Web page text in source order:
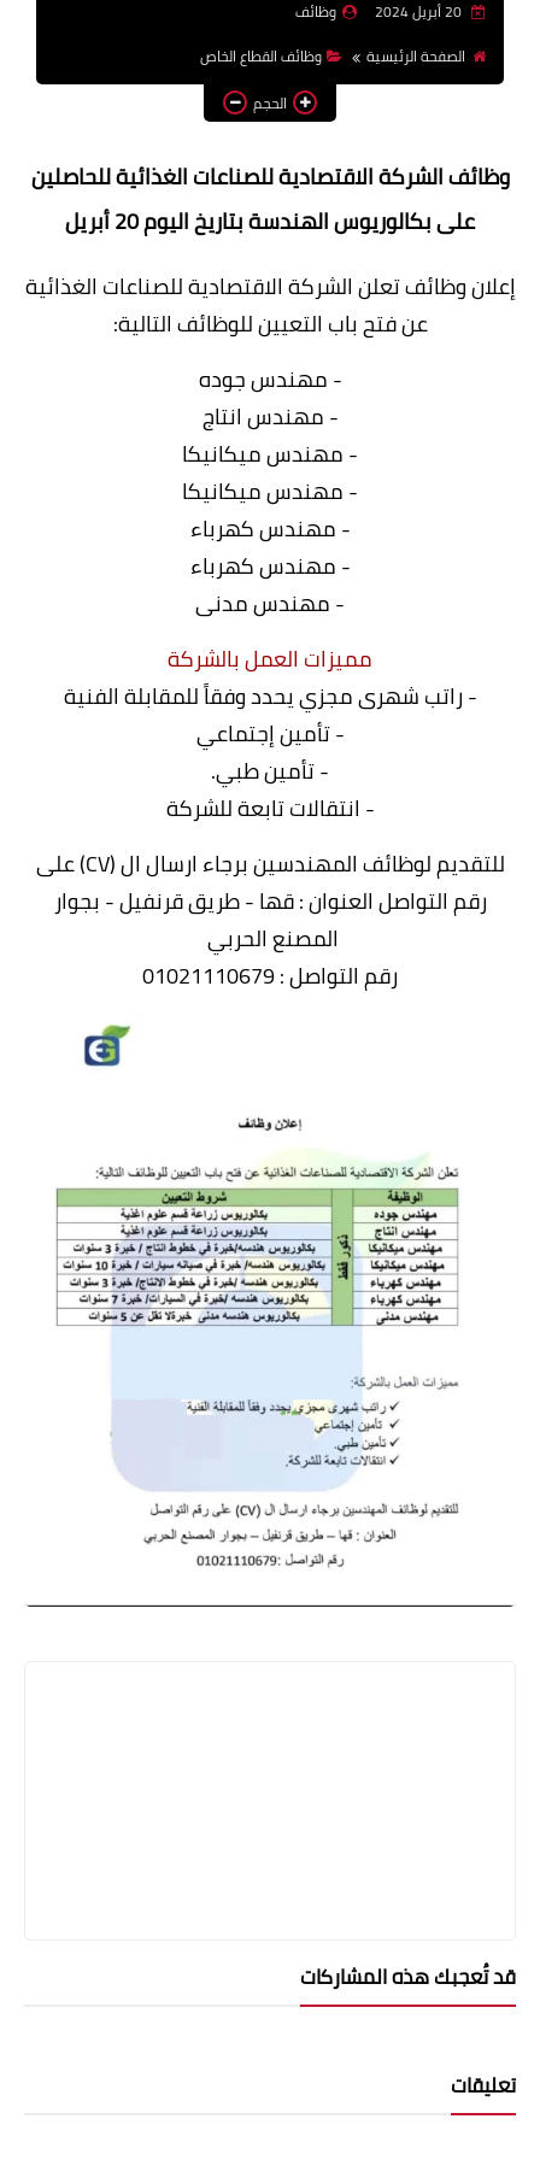
بالجامعات والمعاهد
اخبار
20 أبريل 2024
وظائف
الصفحة الرئيسية
وظائف القطاع الخاص
الحجم
وظائف الشركة الاقتصادية للصناعات الغذائية للحاصلين
على بكالوريوس الهندسة بتاريخ اليوم 20 أبريل
إعلان وظائف تعلن الشركة الاقتصادية للصناعات الغذائية
عن فتح باب التعيين للوظائف التالية:
- مهندس جوده
- مهندس انتاج
- مهندس ميكانيكا
- مهندس ميكانيكا
- مهندس كهرباء
- مهندس كهرباء
- مهندس مدنی
مميزات العمل بالشركة
- راتب شهرى مجزي يحدد وفقاً للمقابلة الفنية
- تأمين إجتماعي
- تأمين طبي.
- انتقالات تابعة للشركة
للتقديم لوظائف المهندسين برجاء ارسال ال (CV) على
رقم التواصل العنوان : قها - طريق قرنفيل - بجوار
المصنع الحربي
رقم التواصل : 01021110679
قد تُعجبك هذه المشاركات
تعليقات